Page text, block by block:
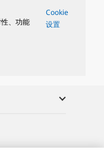
、功能
Cookie
设置